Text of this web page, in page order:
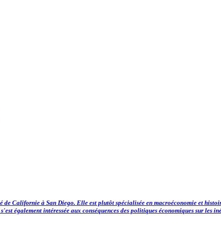
Californie à San Diego. Elle est plutôt spécialisée en macroéconomie et
également intéressée aux conséquences des politiques économiques sur les